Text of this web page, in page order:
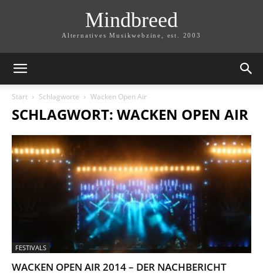
Mindbreed
Alternatives Musikwebzine, est. 2003
Start Schlagworte Wacken Open Air
SCHLAGWORT: WACKEN OPEN AIR
FESTIVALS
WACKEN OPEN AIR 2014 – DER NACHBERICHT